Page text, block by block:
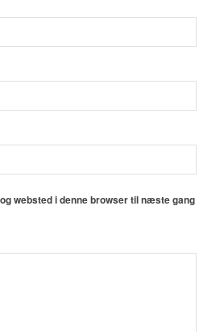
websted i denne browser til næste gang